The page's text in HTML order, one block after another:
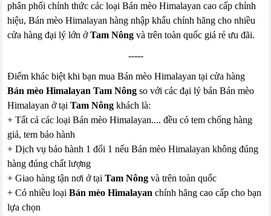
phân phối chính thức các loại Bán mèo Himalayan cao cấp chính
hiệu, Bán mèo Himalayan hàng nhập khẩu chính hãng cho nhiều
cửa hàng đại lý lớn ởTam Nông và trên toàn quốc giá rẻ ưu đãi.
-----
Điểm khác biệt khi bạn mua Bán mèo Himalayan tại cửa hàng
Bán mèo Himalayan Tam Nông so với các đại lý bán Bán mèo
Himalayan ở tạiTam Nông khách là:
+ Tất cả các loại Bán mèo Himalayan.... đều có tem chống hàng
giả, tem bảo hành
+ Dịch vụ bảo hành 1 đổi 1 nếu Bán mèo Himalayan không đúng
hàng đúng chất lượng
+ Giao hàng tận nơi ở tạiTam Nông và trên toàn quốc
+ Có nhiều loạiBán mèo Himalayan chính hãng cao cấp cho bạn
lựa chọn